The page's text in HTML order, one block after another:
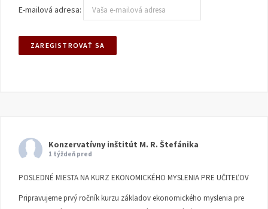
E-mailová adresa:
Konzervatívny inštitút M. R. Štefánika
1 týždeň pred
POSLEDNÉ MIESTA NA KURZ EKONOMICKÉHO MYSLENIA PRE UČITEĽOV
Pripravujeme prvý ročník kurzu základov ekonomického myslenia pre